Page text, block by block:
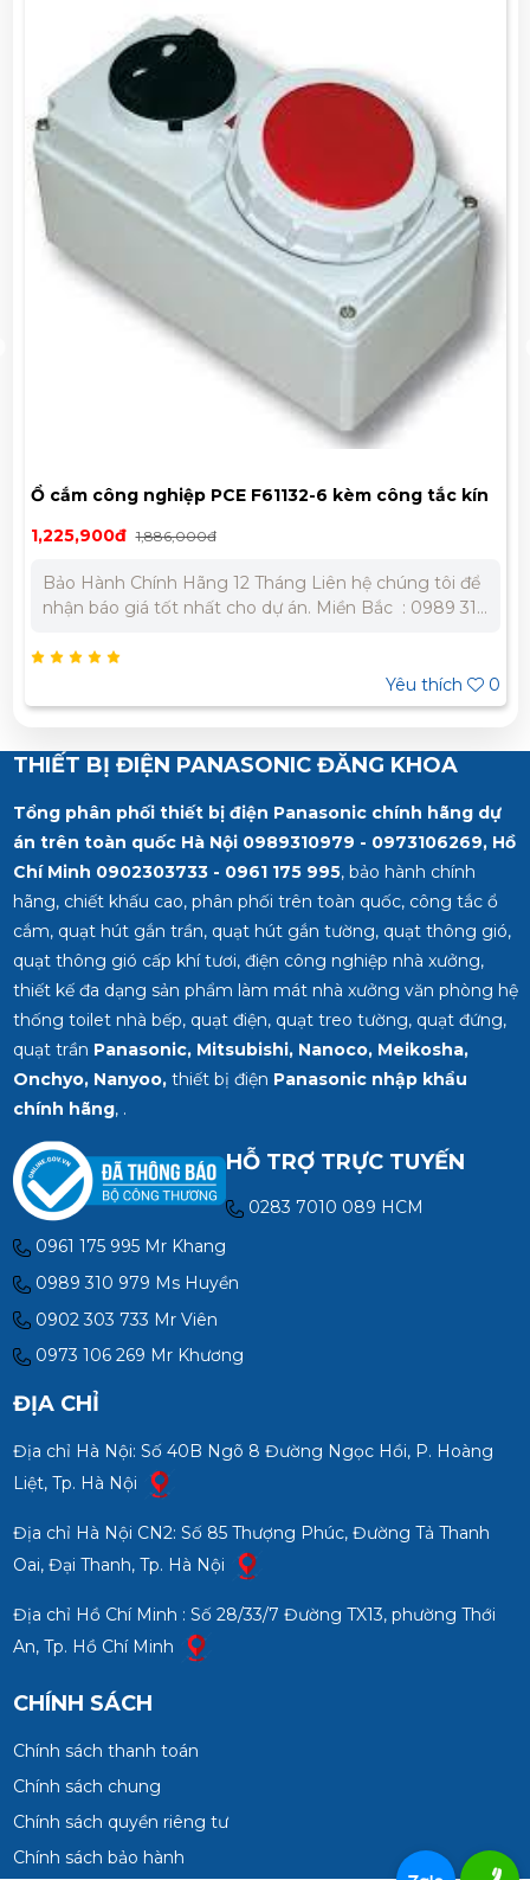
Ổ cắm công nghiệp PCE F61132-6 kèm công tắc kín
nước
1,225,900đ 1,886,000đ
Bảo Hành Chính Hãng 12 Tháng Liên hệ chúng tôi để
nhận báo giá tốt nhất cho dự án. Miền Bắc : 0989 310
332 980
Yêu thích
0
THIẾT BỊ ĐIỆN PANASONIC ĐĂNG KHOA
Tổng phân phối thiết bị điện Panasonic chính hãng dự
án trên toàn quốc Hà Nội 0989310979 - 0973106269, Hồ
Chí Minh 0902303733 - 0961 175 995, bảo hành chính
hãng, chiết khấu cao, phân phối trên toàn quốc, công tắc ổ
cắm, quạt hút gắn trần, quạt hút gắn tường, quạt thông gió,
quạt thông gió cấp khí tươi, điện công nghiệp nhà xưởng,
thiết kế đa dạng sản phẩm làm mát nhà xưởng văn phòng hệ
thống toilet nhà bếp, quạt điện, quạt treo tường, quạt đứng,
quạt trần Panasonic, Mitsubishi, Nanoco, Meikosha,
Onchyo, Nanyoo,thiết bị điện Panasonic nhập khẩu
chính hãng, .
HỖ TRỢ TRỰC TUYẾN
0283 7010 089 HCM
0961 175 995 Mr Khang
0989 310 979 Ms Huyền
0902 303 733 Mr Viên
0973 106 269 Mr Khương
ĐỊA CHỈ
Địa chỉ Hà Nội: Số 40B Ngõ 8 Đường Ngọc Hồi, P. Hoàng
Liệt, Tp. Hà Nội
Địa chỉ Hà Nội CN2: Số 85 Thượng Phúc, Đường Tả Thanh
Oai, Đại Thanh, Tp. Hà Nội
Địa chỉ Hồ Chí Minh : Số 28/33/7 Đường TX13, phường Thới
An, Tp. Hồ Chí Minh
CHÍNH SÁCH
Chính sách thanh toán
Chính sách chung
Chính sách quyền riêng tư
Chính sách bảo hành